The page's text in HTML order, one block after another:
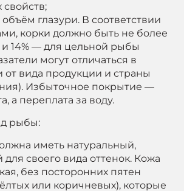
свойств;
глазури. В соответствии
корки должно быть не более
и 14% — для цельной рыбы
могут отличаться в
от вида продукции и страны
Избыточное покрытие —
а переплата за воду.
рыбы:
иметь натуральный,
для своего вида оттенок. Кожа
без посторонних пятен
или коричневых), которые